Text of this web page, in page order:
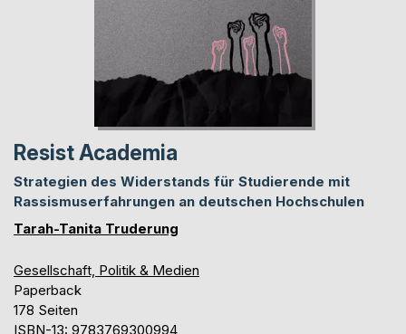
Resist Academia
Strategien des Widerstands für Studierende mit
Rassismuserfahrungen an deutschen Hochschulen
Tarah-Tanita Truderung
Gesellschaft, Politik & Medien
Paperback
178 Seiten
ISBN-13: 9783769300994